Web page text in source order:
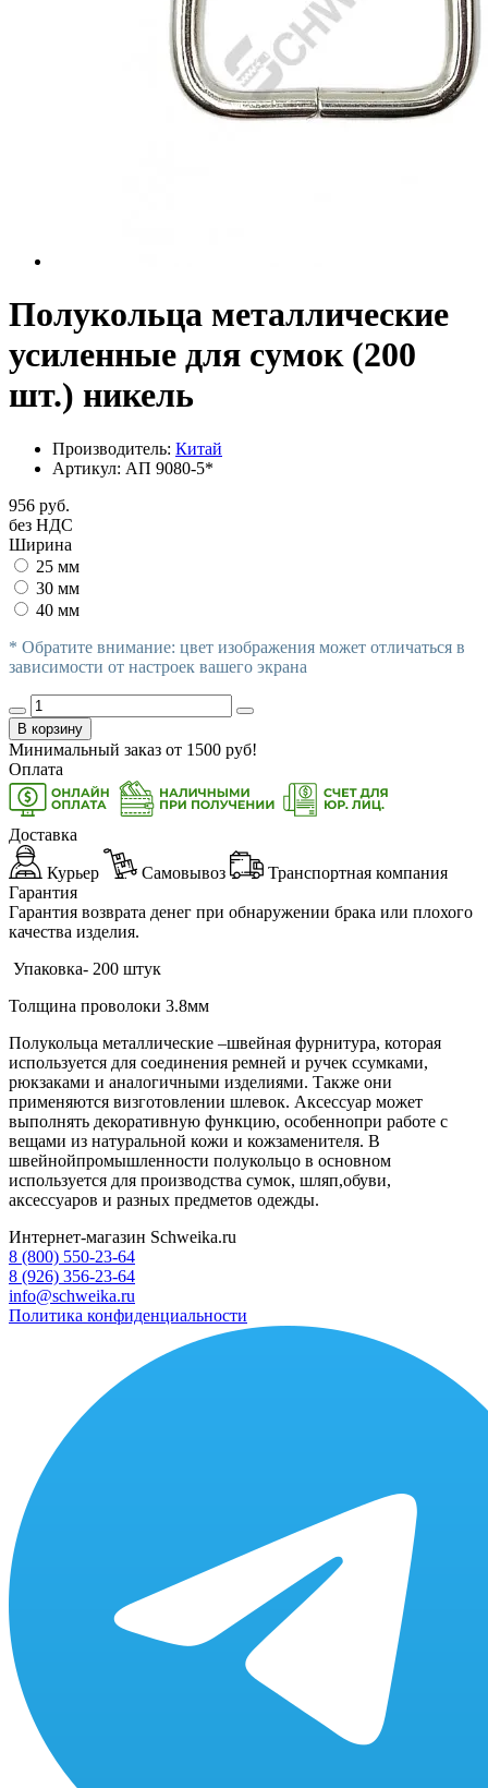
Полукольца металлические
усиленные для сумок (200
шт.) никель
Производитель: Китай
Артикул: АП 9080-5*
956 руб.
без НДС
Ширина
25 мм
30 мм
40 мм
* Обратите внимание: цвет изображения может отличаться в
зависимости от настроек вашего экрана
В корзину
Минимальный заказ от 1500 руб!
Оплата
Доставка
Курьер Самовывоз
Транспортная компания
Гарантия
Гарантия возврата денег при обнаружении брака или плохого
качества изделия.
Упаковка- 200 штук
Толщина проволоки 3.8мм
Полукольца металлические –швейная фурнитура, которая
используется для соединения ремней и ручек ссумками,
рюкзаками и аналогичными изделиями. Также они
применяются визготовлении шлевок. Аксессуар может
выполнять декоративную функцию, особеннопри работе с
вещами из натуральной кожи и кожзаменителя. В
швейнойпромышленности полукольцо в основном
используется для производства сумок, шляп,обуви,
аксессуаров и разных предметов одежды.
Интернет-магазин Schweika.ru
8 (800) 550-23-64
8 (926) 356-23-64
info@schweika.ru
Политика конфиденциальности